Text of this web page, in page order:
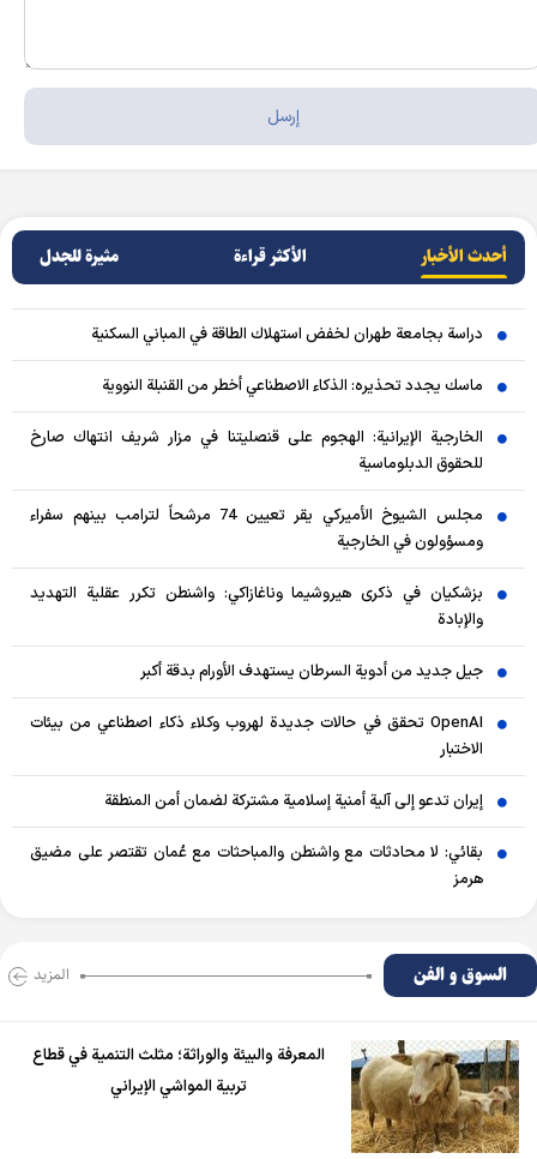
أحدث الأخبار الأکثر قراءة مثيرة للجدل
دراسة بجامعة طهران لخفض استهلاك الطاقة في المباني السكنية
ماسك يجدد تحذيره: الذكاء الاصطناعي أخطر من القنبلة النووية
الخارجية الإيرانية: الهجوم على قنصليتنا في مزار شريف انتهاك صارخ
للحقوق الدبلوماسية
مجلس الشيوخ الأميركي يقر تعيين 74 مرشحاً لترامب بينهم سفراء
ومسؤولون في الخارجية
بزشكيان في ذكرى هيروشيما وناغازاكي: واشنطن تكرر عقلية التهديد
والإبادة
جيل جديد من أدوية السرطان يستهدف الأورام بدقة أكبر
OpenAI تحقق في حالات جديدة لهروب وكلاء ذكاء اصطناعي من بيئات
الاختبار
إيران تدعو إلى آلية أمنية إسلامية مشتركة لضمان أمن المنطقة
بقائي: لا محادثات مع واشنطن والمباحثات مع عُمان تقتصر على مضيق
هرمز
السوق و الفن المزید
المعرفة والبيئة والوراثة؛ مثلث التنمية في قطاع
تربية المواشي الإيراني